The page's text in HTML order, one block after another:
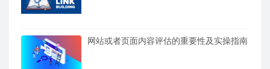
网站或者页面内容评估的重要性及实操指南